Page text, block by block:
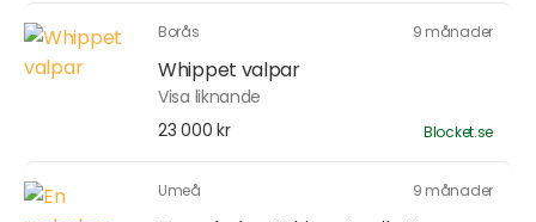
Borås 9 månader
Whippet valpar
Visa liknande
23 000 kr
Blocket.se
Umeå 9 månader